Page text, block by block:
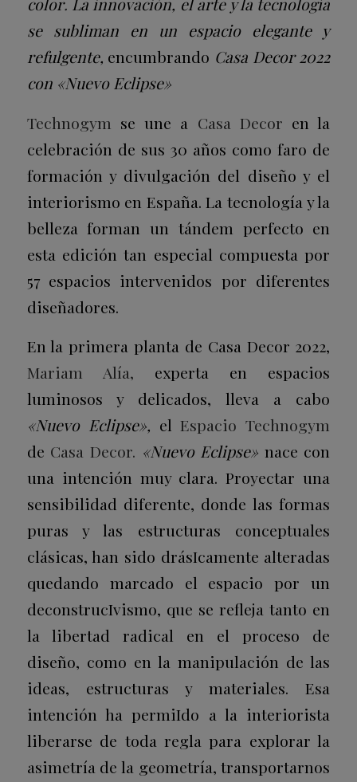
se subliman en un espacio elegante y
refulgente, encumbrando Casa Decor 2022
con «Nuevo Eclipse»
Technogym se une a Casa Decor en la
celebración de sus 30 años como faro de
formación y divulgación del diseño y el
interiorismo en España. La tecnología y la
belleza forman un tándem perfecto en
esta edición tan especial compuesta por
57 espacios intervenidos por diferentes
diseñadores.
En la primera planta de Casa Decor 2022,
Mariam Alía, experta en espacios
luminosos y delicados, lleva a cabo
«Nuevo Eclipse», elEspacio Technogym
de Casa Decor. «Nuevo Eclipse» nace con
una intención muy clara. Proyectar una
sensibilidad diferente, donde las formas
puras y las estructuras conceptuales
clásicas, han sido drásIcamente alteradas
quedando marcado el espacio por un
deconstrucIvismo, que se refleja tanto en
la libertad radical en el proceso de
diseño, como en la manipulación de las
ideas, estructuras y materiales. Esa
intención ha permiIdo a la interiorista
liberarse de toda regla para explorar la
asimetría de la geometría, transportarnos